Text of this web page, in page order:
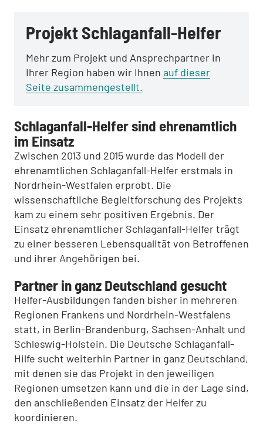
Projekt Schlaganfall-Helfer
Mehr zum Projekt und Ansprechpartner in
Ihrer Region haben wir Ihnen auf dieser
Seite zusammengestellt.
Schlaganfall-Helfer sind ehrenamtlich
im Einsatz
Zwischen 2013 und 2015 wurde das Modell der
ehrenamtlichen Schlaganfall-Helfer erstmals in
Nordrhein-Westfalen erprobt. Die
wissenschaftliche Begleitforschung des Projekts
kam zu einem sehr positiven Ergebnis. Der
Einsatz ehrenamtlicher Schlaganfall-Helfer trägt
zu einer besseren Lebensqualität von Betroffenen
und ihrer Angehörigen bei.
Partner in ganz Deutschland gesucht
Helfer-Ausbildungen fanden bisher in mehreren
Regionen Frankens und Nordrhein-Westfalens
statt, in Berlin-Brandenburg, Sachsen-Anhalt und
Schleswig-Holstein. Die Deutsche Schlaganfall-
Hilfe sucht weiterhin Partner in ganz Deutschland,
mit denen sie das Projekt in den jeweiligen
Regionen umsetzen kann und die in der Lage sind,
den anschließenden Einsatz der Helfer zu
koordinieren.